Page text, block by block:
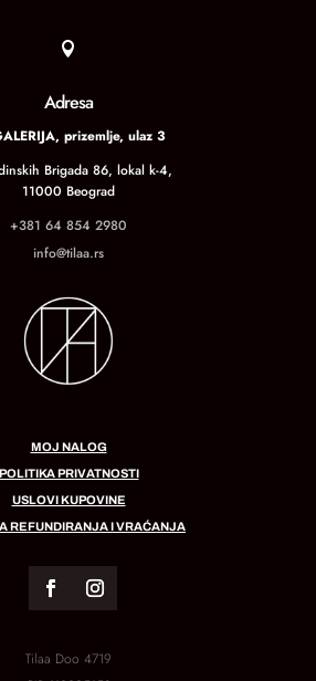

Adresa
prizemlje, ulaz 3
Brigada 86, lokal k-4,
11000 Beograd
+381 64 854 2980
info@tilaa.rs
MOJ NALOG
POLITIKA PRIVATNOSTI
USLOVI KUPOVINE
REFUNDIRANJA I VRAĆANJA
Tilaa Doo 4719